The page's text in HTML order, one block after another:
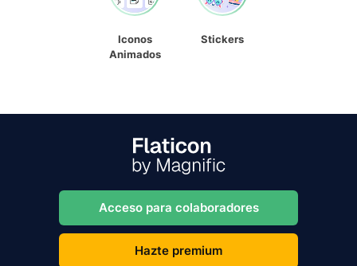
Iconos
Animados
Stickers
Acceso para colaboradores
Hazte premium